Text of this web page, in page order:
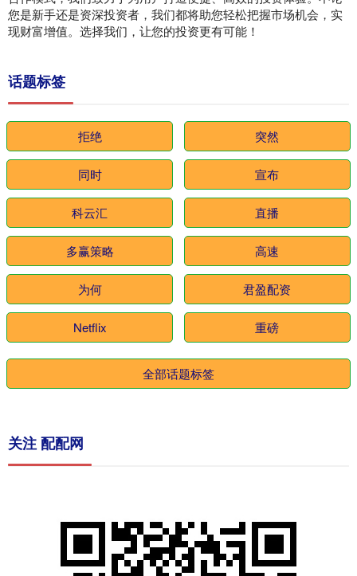
您是新手还是资深投资者，我们都将助您轻松把握市场机会，实
现财富增值。选择我们，让您的投资更有可能！
话题标签
拒绝 突然
同时 宣布
科云汇 直播
多赢策略 高速
为何 君盈配资
Netflix 重磅
全部话题标签
关注 配配网